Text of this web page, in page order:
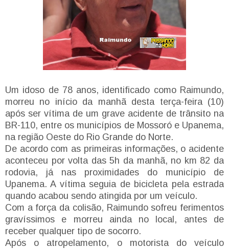
Um idoso de 78 anos, identificado como Raimundo,
morreu no início da manhã desta terça-feira (10)
após ser vítima de um grave acidente de trânsito na
BR-110, entre os municípios de Mossoró e Upanema,
na região Oeste do Rio Grande do Norte.
De acordo com as primeiras informações, o acidente
aconteceu por volta das 5h da manhã, no km 82 da
rodovia, já nas proximidades do município de
Upanema. A vítima seguia de bicicleta pela estrada
quando acabou sendo atingida por um veículo.
Com a força da colisão, Raimundo sofreu ferimentos
gravíssimos e morreu ainda no local, antes de
receber qualquer tipo de socorro.
Após o atropelamento, o motorista do veículo